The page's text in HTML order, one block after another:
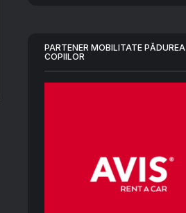
PARTENER MOBILITATE PĂDUREA
COPIILOR